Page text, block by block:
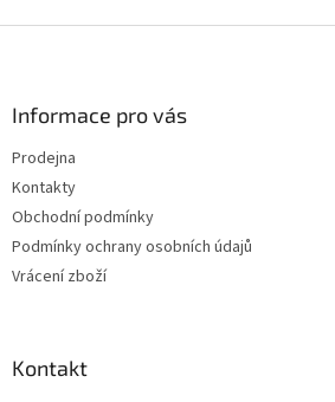
v
Informace pro vás
Prodejna
Kontakty
Obchodní podmínky
Podmínky ochrany osobních údajů
Vrácení zboží
Kontakt